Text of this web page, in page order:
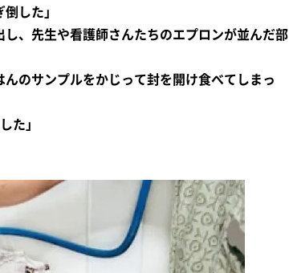
した」
、先生や看護師さんたちのエプロンが並んだ部
のサンプルをかじって封を開け食べてしまっ
た」